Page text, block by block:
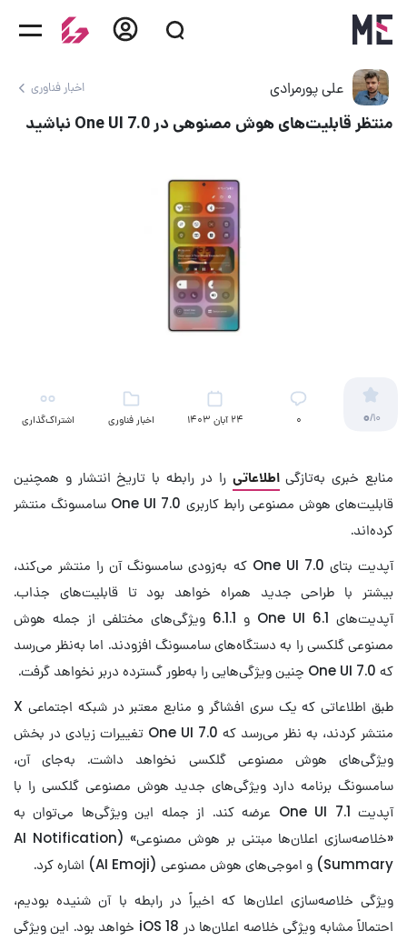
علی پورمرادی اخبار فناوری
منتظر قابلیت‌های هوش مصنوهی در One UI 7.0 نباشید
0/10 ۰ 24 آبان 1403 اخبار فناوری اشتراک‌گذاری
منابع خبری به‌تازگیاطلاعاتی را در رابطه با تاریخ انتشار و همچنین
قابلیت‌های هوش مصنوعی رابط کاربری One UI 7.0 سامسونگ منتشر
کرده‌اند.
آپدیت بتای One UI 7.0 که به‌زودی سامسونگ آن را منتشر می‌کند،
بیشتر با طراحی جدید همراه خواهد بود تا قابلیت‌های جذاب.
آپدیت‌های One UI 6.1 و 6.1.1 ویژگی‌های مختلفی از جمله هوش
مصنوعی گلکسی را به دستگاه‌های سامسونگ افزودند. اما به‌نظر می‌رسد
که One UI 7.0 چنین ویژگی‌هایی را به‌طور گسترده دربر نخواهد گرفت.
طبق اطلاعاتی که یک سری افشاگر و منابع معتبر در شبکه اجتماعی X
منتشر کردند، به نظر می‌رسد که One UI 7.0 تغییرات زیادی در بخش
ویژگی‌های هوش مصنوعی گلکسی نخواهد داشت. به‌جای آن،
سامسونگ برنامه دارد ویژگی‌های جدید هوش مصنوعی گلکسی را با
آپدیت One UI 7.1 عرضه کند. از جمله این ویژگی‌ها می‌توان به
«خلاصه‌سازی اعلان‌ها مبتنی بر هوش مصنوعی» (AI Notification
Summary) و اموجی‌های هوش مصنوعی (AI Emoji) اشاره کرد.
ویژگی خلاصه‌سازی اعلان‌ها که اخیراً در رابطه با آن شنیده بودیم،
احتمالاً مشابه ویژگی خلاصه اعلان‌ها در iOS 18 خواهد بود. این ویژگی